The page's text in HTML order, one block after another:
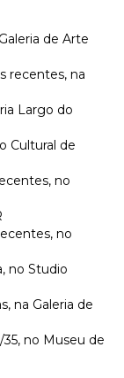
de Arte
recentes, na
Largo do
Cultural de
no
no
no Studio
na Galeria de
no Museu de